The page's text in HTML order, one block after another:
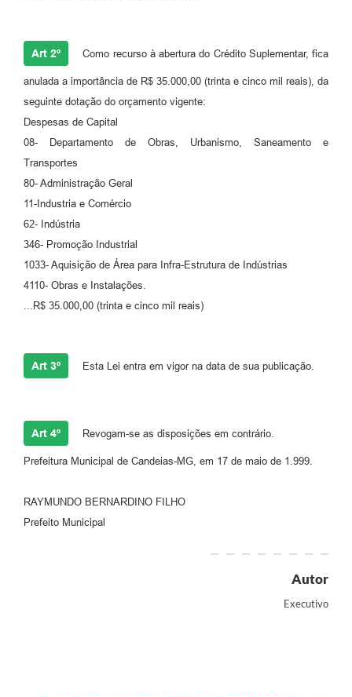
Editais
Sic
Transparência dos recursos municipais empregado no
combate à pandemia do COVID -19
Lei Aldir Blanc
Prestação de Contas Secretária de Saúde
RELATÓRIO ESPORTE MUNICIPAL 2025
Art 2º Como recurso à abertura do Crédito Suplementar, fica
anulada a importância de R$ 35.000,00 (trinta e cinco mil reais), da
seguinte dotação do orçamento vigente:
Despesas de Capital
08- Departamento de Obras, Urbanismo, Saneamento e
Transportes
80- Administração Geral
11-Industria e Comércio
62- Indústria
346- Promoção Industrial
1033- Aquisição de Área para Infra-Estrutura de Indústrias
4110- Obras e Instalações.
...R$ 35.000,00 (trinta e cinco mil reais)
Art 3º Esta Lei entra em vigor na data de sua publicação.
Art 4º Revogam-se as disposições em contrário.
Prefeitura Municipal de Candeias-MG, em 17 de maio de 1.999.
RAYMUNDO BERNARDINO FILHO
Prefeito Municipal
Autor
Executivo